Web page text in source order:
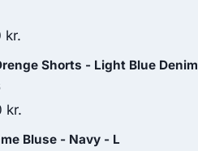
400.00 kr..
kr.
priceShorts - Light Blue Denim
kr.
price
Bluse - Navy - L